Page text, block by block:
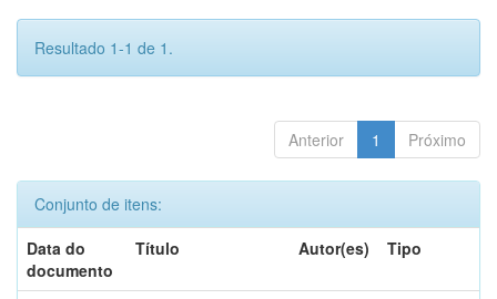
Resultado 1-1 de 1.
Anterior 1 Próximo
Conjunto de itens:
Data do
documento
Título Autor(es) Tipo